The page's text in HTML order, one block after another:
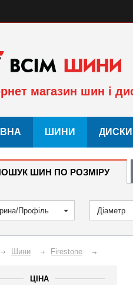
магазин шин і
ШИНИ ДИСКИ
ШИН ПО РОЗМІРУ
Профіль Діаметр
Шини Firestone
ЦІНА